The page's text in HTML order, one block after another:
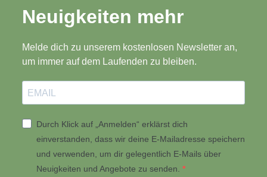
Neuigkeiten mehr
Melde dich zu unserem kostenlosen Newsletter an,
um immer auf dem Laufenden zu bleiben.
Durch Klick auf „Anmelden“ erklärst dich
einverstanden, dass wir deine E-Mailadresse speichern
und verwenden, um dir gelegentlich E-Mails über
Neuigkeiten und Angebote zu senden.